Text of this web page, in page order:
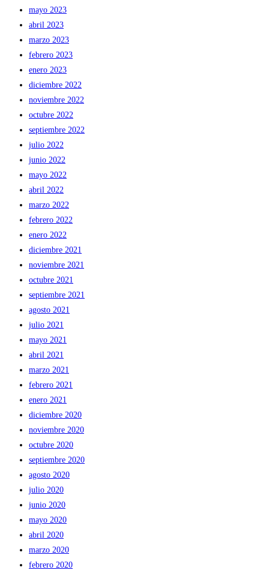
mayo 2023
abril 2023
marzo 2023
febrero 2023
enero 2023
diciembre 2022
noviembre 2022
octubre 2022
septiembre 2022
julio 2022
junio 2022
mayo 2022
abril 2022
marzo 2022
febrero 2022
enero 2022
diciembre 2021
noviembre 2021
octubre 2021
septiembre 2021
agosto 2021
julio 2021
mayo 2021
abril 2021
marzo 2021
febrero 2021
enero 2021
diciembre 2020
noviembre 2020
octubre 2020
septiembre 2020
agosto 2020
julio 2020
junio 2020
mayo 2020
abril 2020
marzo 2020
febrero 2020